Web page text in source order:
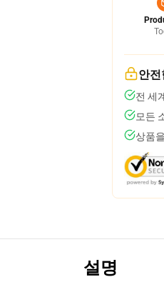
안전
전 세
모든
상품
설명